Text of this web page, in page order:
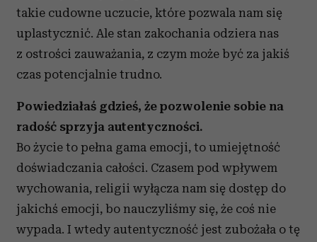
takie cudowne uczucie, które pozwala nam się
uplastycznić. Ale stan zakochania odziera nas
z ostrości zauważania, z czym może być za jakiś
czas potencjalnie trudno.
Powiedziałaś gdzieś, że pozwolenie sobie na
radość sprzyja autentyczności.
Bo życie to pełna gama emocji, to umiejętność
doświadczania całości. Czasem pod wpływem
wychowania, religii wyłącza nam się dostęp do
jakichś emocji, bo nauczyliśmy się, że coś nie
wypada. I wtedy autentyczność jest zubożała o tę